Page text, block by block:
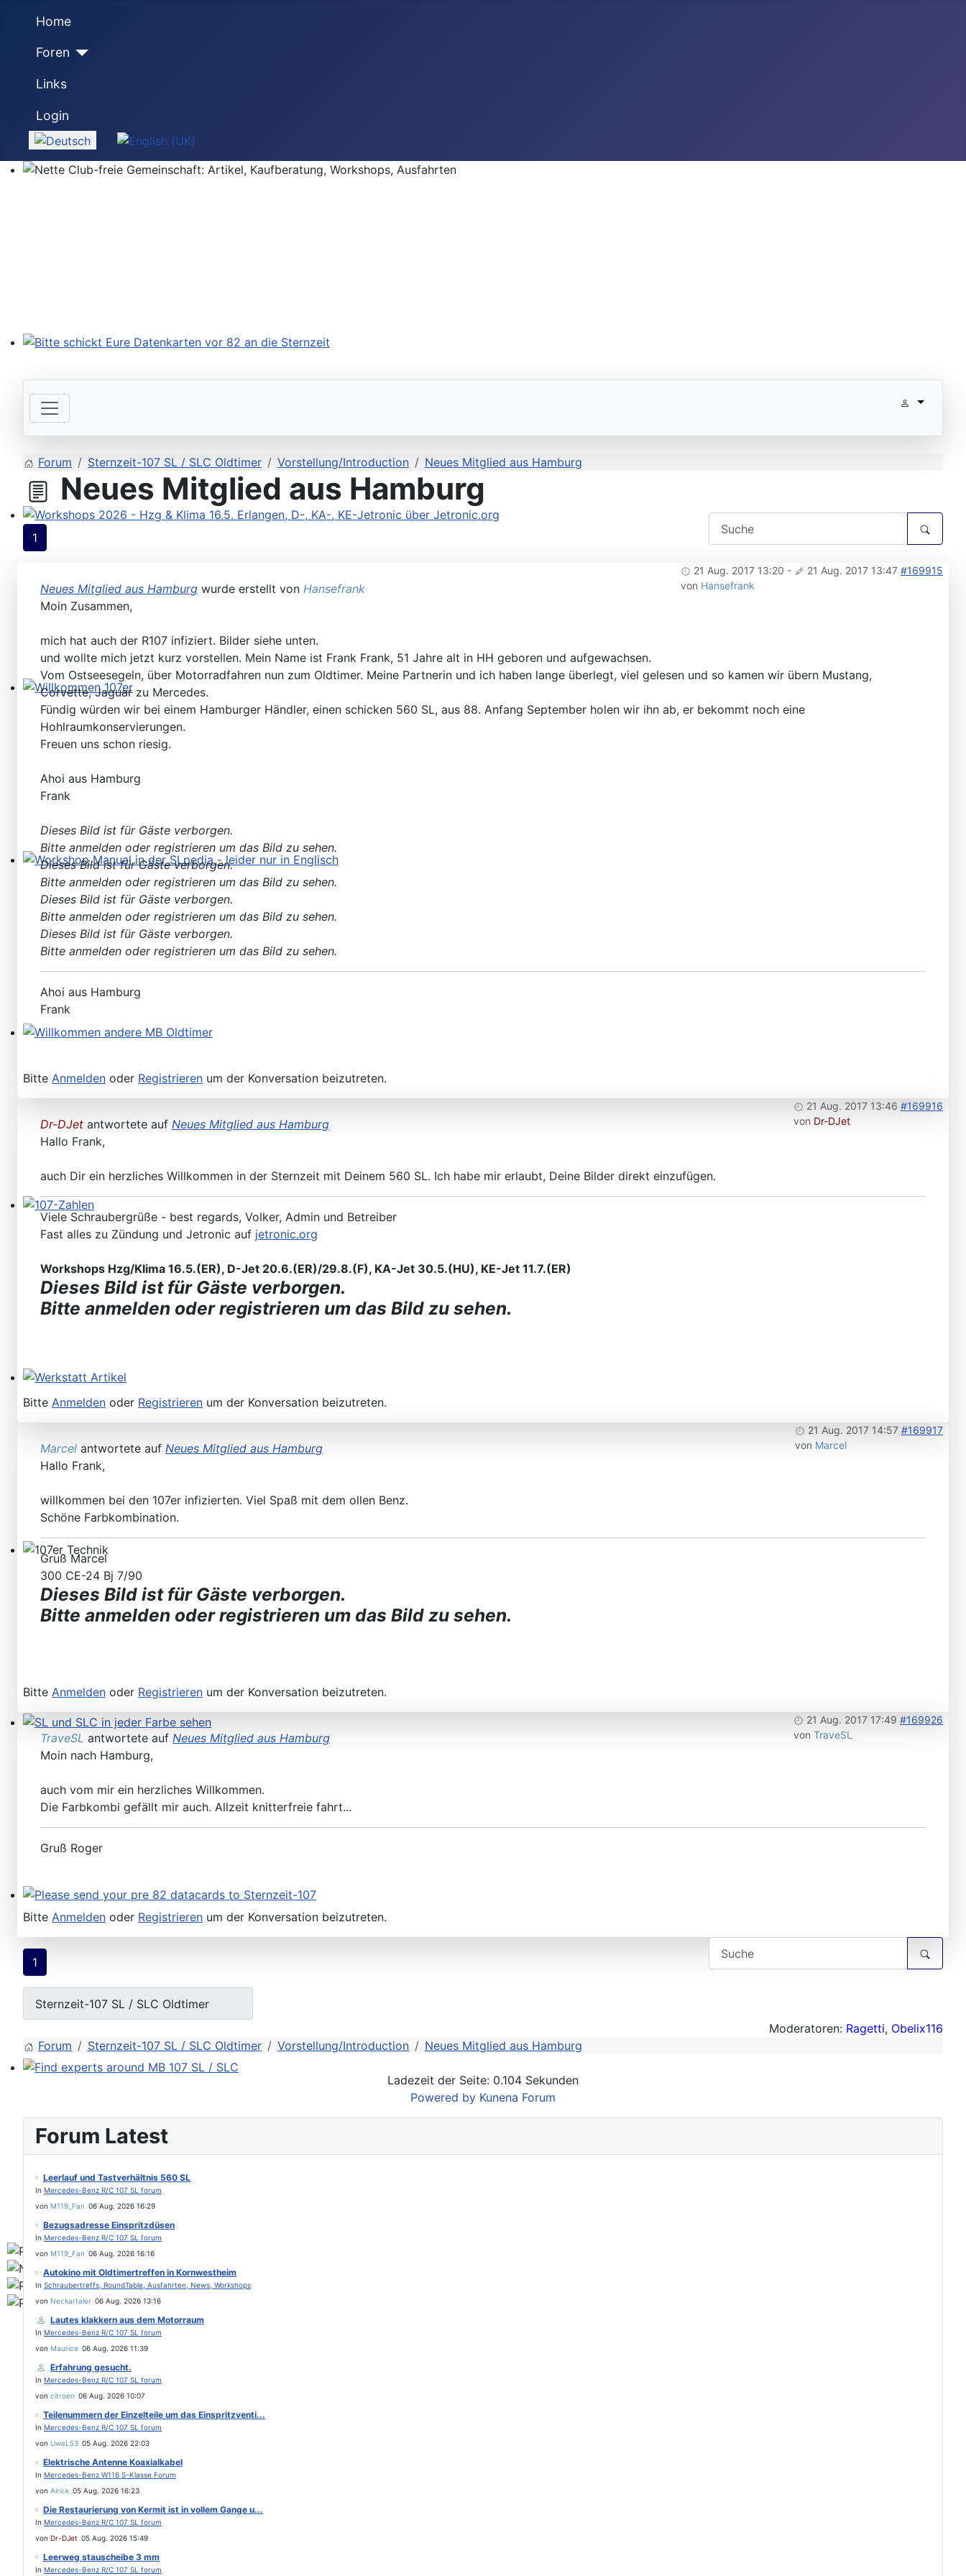
Home
Foren
Links
Login
Sprache auswählen
Workshops 2026 - Hzg & Klima 16.5. Erlangen, D-, KA-, KE-Jetronic über Jetronic.org
Willkommen 107er
Workshop Manual in der SLpedia - leider nur in Englisch
107-Zahlen
Werkstatt Artikel
107er Technik
SL und SLC in jeder Farbe sehen
Please send your pre 82 datacards to Sternzeit-107
Forum Sternzeit-107 SL / SLC Oldtimer Vorstellung/Introduction Neues Mitglied aus Hamburg
Neues Mitglied aus Hamburg
1
21 Aug. 2017 13:20 - 21 Aug. 2017 13:47 #169915
von Hansefrank
Neues Mitglied aus Hamburg wurde erstellt von Hansefrank
Moin Zusammen,
mich hat auch der R107 infiziert. Bilder siehe unten.
und wollte mich jetzt kurz vorstellen. Mein Name ist Frank Frank, 51 Jahre alt in HH geboren und aufgewachsen.
Vom Ostseesegeln, über Motorradfahren nun zum Oldtimer. Meine Partnerin und ich haben lange überlegt, viel gelesen und so kamen wir übern Mustang,
Corvette, Jaguar zu Mercedes.
Fündig würden wir bei einem Hamburger Händler, einen schicken 560 SL, aus 88. Anfang September holen wir ihn ab, er bekommt noch eine
Hohlraumkonservierungen.
Freuen uns schon riesig.
Ahoi aus Hamburg
Frank
Dieses Bild ist für Gäste verborgen.
Bitte anmelden oder registrieren um das Bild zu sehen.
Dieses Bild ist für Gäste verborgen.
Bitte anmelden oder registrieren um das Bild zu sehen.
Dieses Bild ist für Gäste verborgen.
Bitte anmelden oder registrieren um das Bild zu sehen.
Dieses Bild ist für Gäste verborgen.
Bitte anmelden oder registrieren um das Bild zu sehen.
Ahoi aus Hamburg
Frank
Bitte Anmelden oder Registrieren um der Konversation beizutreten.
21 Aug. 2017 13:46 #169916
von Dr-DJet
Dr-DJet antwortete auf Neues Mitglied aus Hamburg
Hallo Frank,
auch Dir ein herzliches Willkommen in der Sternzeit mit Deinem 560 SL. Ich habe mir erlaubt, Deine Bilder direkt einzufügen.
Viele Schraubergrüße - best regards, Volker, Admin und Betreiber
Fast alles zu Zündung und Jetronic auf jetronic.org
Workshops Hzg/Klima 16.5.(ER), D-Jet 20.6.(ER)/29.8.(F), KA-Jet 30.5.(HU), KE-Jet 11.7.(ER)
Dieses Bild ist für Gäste verborgen.
Bitte anmelden oder registrieren um das Bild zu sehen.
Bitte Anmelden oder Registrieren um der Konversation beizutreten.
21 Aug. 2017 14:57 #169917
von Marcel
Marcel antwortete auf Neues Mitglied aus Hamburg
Hallo Frank,
willkommen bei den 107er infizierten. Viel Spaß mit dem ollen Benz.
Schöne Farbkombination.
Gruß Marcel
300 CE-24 Bj 7/90
Dieses Bild ist für Gäste verborgen.
Bitte anmelden oder registrieren um das Bild zu sehen.
Bitte Anmelden oder Registrieren um der Konversation beizutreten.
21 Aug. 2017 17:49 #169926
von TraveSL
TraveSL antwortete auf Neues Mitglied aus Hamburg
Moin nach Hamburg,
auch vom mir ein herzliches Willkommen.
Die Farbkombi gefällt mir auch. Allzeit knitterfreie fahrt...
Gruß Roger
Bitte Anmelden oder Registrieren um der Konversation beizutreten.
1
Moderatoren: Ragetti, Obelix116
Forum
Sternzeit-107 SL / SLC Oldtimer Vorstellung/Introduction Neues Mitglied aus Hamburg
Ladezeit der Seite: 0.104 Sekunden
Powered by Kunena Forum
Forum Latest
Leerlauf und Tastverhältnis 560 SL
In Mercedes-Benz R/C 107 SL forum
von M119_Fan 06 Aug. 2026 16:29
Bezugsadresse Einspritzdüsen
In Mercedes-Benz R/C 107 SL forum
von M119_Fan 06 Aug. 2026 16:16
Autokino mit Oldtimertreffen in Kornwestheim
In Schraubertreffs, RoundTable, Ausfahrten, News, Workshops
von Neckartaler 06 Aug. 2026 13:16
Lautes klakkern aus dem Motorraum
In Mercedes-Benz R/C 107 SL forum
von Maurice 06 Aug. 2026 11:39
Erfahrung gesucht.
In Mercedes-Benz R/C 107 SL forum
von citroen 06 Aug. 2026 10:07
Teilenummern der Einzelteile um das Einspritzventi...
In Mercedes-Benz R/C 107 SL forum
von UweL53 05 Aug. 2026 22:03
Elektrische Antenne Koaxialkabel
In Mercedes-Benz W116 S-Klasse Forum
von Alrick 05 Aug. 2026 16:23
Die Restaurierung von Kermit ist in vollem Gange u...
In Mercedes-Benz R/C 107 SL forum
von Dr-DJet 05 Aug. 2026 15:49
Leerweg stauscheibe 3 mm
In Mercedes-Benz R/C 107 SL forum